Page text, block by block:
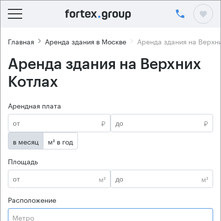
Главная Аренда здания в Москве Аренда здания на
Аренда здания на Верхних
Котлах
Арендная плата
₽
₽
в месяц
м² в год
Площадь
м²
м²
Расположение
Метро